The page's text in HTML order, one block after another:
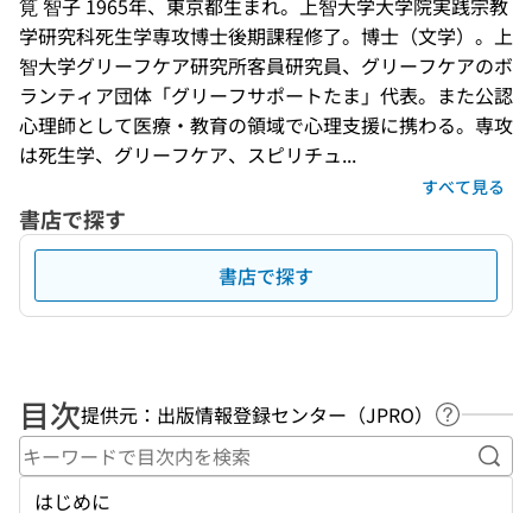
筧 智子 1965年、東京都生まれ。上智大学大学院実践宗教
学研究科死生学専攻博士後期課程修了。博士（文学）。上
智大学グリーフケア研究所客員研究員、グリーフケアのボ
ランティア団体「グリーフサポートたま」代表。また公認
心理師として医療・教育の領域で心理支援に携わる。専攻
は死生学、グリーフケア、スピリチュ...
すべて見る
書店で探す
書店で探す
目次提供元：出版情報登録センター（JPRO）
ヘルプペ
キ
はじめに